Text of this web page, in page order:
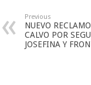
Previous
NUEVO
CALVO POR
JOSEFINA Y